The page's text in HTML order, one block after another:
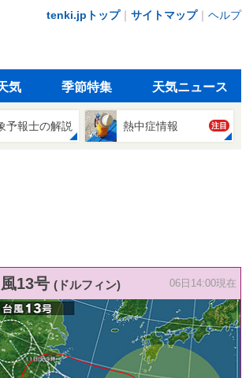
tenki.jpトップ｜ サイトマップ｜ ヘルプ
気 季節特集 天気ニュース
予報士の解説 熱中症情報 注目
13号 (ドルフィン) 06日14:00現在